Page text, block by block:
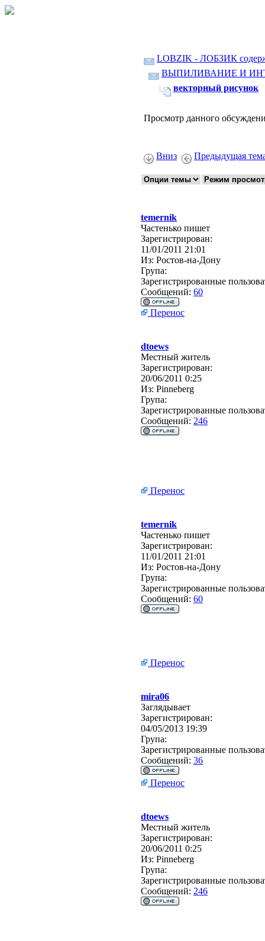
LOBZIK - ЛОБЗИК
ВЫПИЛИВАНИЕ И
векторный рисунок
Просмотр данного
Вниз Предыдущая
temernik
Частенько пишет
Зарегистрирован:
11/01/2011 21:01
Из: Ростов-на-Дону
Група:
Зарегистрированные
Сообщений: 60
Перенос
dtoews
Местный житель
Зарегистрирован:
20/06/2011 0:25
Из: Pinneberg
Група:
Зарегистрированные
Сообщений: 246
Перенос
temernik
Частенько пишет
Зарегистрирован:
11/01/2011 21:01
Из: Ростов-на-Дону
Група:
Зарегистрированные
Сообщений: 60
Перенос
mira06
Заглядывает
Зарегистрирован:
04/05/2013 19:39
Група:
Зарегистрированные
Сообщений: 36
Перенос
dtoews
Местный житель
Зарегистрирован:
20/06/2011 0:25
Из: Pinneberg
Група:
Зарегистрированные
Сообщений: 246